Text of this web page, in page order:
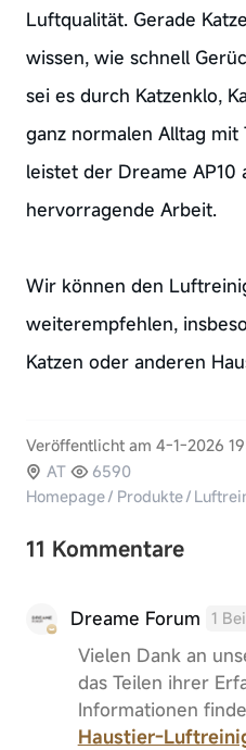
Luftqualität. Gerade
wissen, wie schnell
sei es durch Katzenklo,
ganz normalen Alltag
leistet der Dreame AP10
hervorragende Arbeit.
Wir können den
weiterempfehlen,
Katzen oder anderen
Veröffentlicht am 4-1-2026
AT
6590
Homepage/ Produkte/
11 Kommentare
Dreame Forum 1
Vielen Dank an
das Teilen ihrer
Informationen
Haustier-